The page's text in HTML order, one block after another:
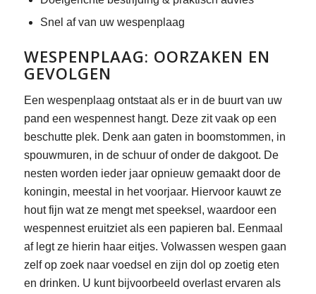
Snel af van uw wespenplaag
WESPENPLAAG: OORZAKEN EN
GEVOLGEN
Een wespenplaag ontstaat als er in de buurt van uw
pand een wespennest hangt. Deze zit vaak op een
beschutte plek. Denk aan gaten in boomstommen, in
spouwmuren, in de schuur of onder de dakgoot. De
nesten worden ieder jaar opnieuw gemaakt door de
koningin, meestal in het voorjaar. Hiervoor kauwt ze
hout fijn wat ze mengt met speeksel, waardoor een
wespennest eruitziet als een papieren bal. Eenmaal
af legt ze hierin haar eitjes. Volwassen wespen gaan
zelf op zoek naar voedsel en zijn dol op zoetig eten
en drinken. U kunt bijvoorbeeld overlast ervaren als